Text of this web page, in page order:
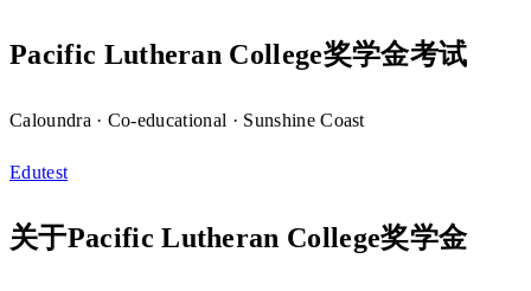
Pacific Lutheran College奖学金考试
Caloundra · Co-educational · Sunshine Coast
Edutest
关于Pacific Lutheran College奖学金